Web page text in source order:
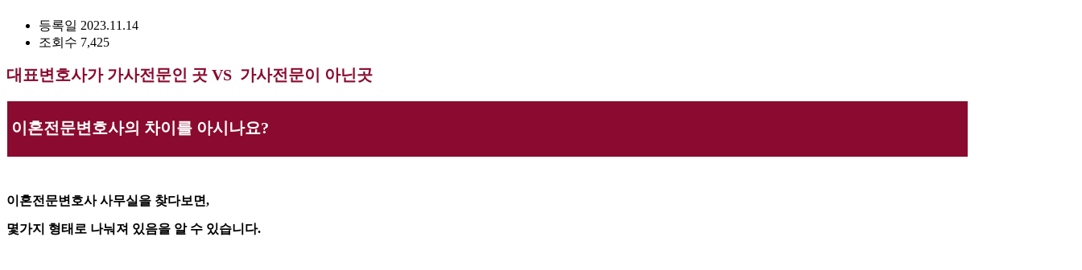
등록일 2023.11.14
조회수 7,425
대표변호사가 가사전문인 곳 VS 가사전문이 아닌곳
이혼전문변호사의 차이를 아시나요?
이혼전문변호사 사무실을 찾다보면,
몇가지 형태로 나눠져 있음을 알 수 있습니다.